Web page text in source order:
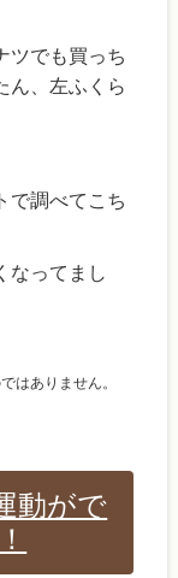
ツでも買っち
ん、左ふくら
で調べてこち
なってまし
はありません。
動がで